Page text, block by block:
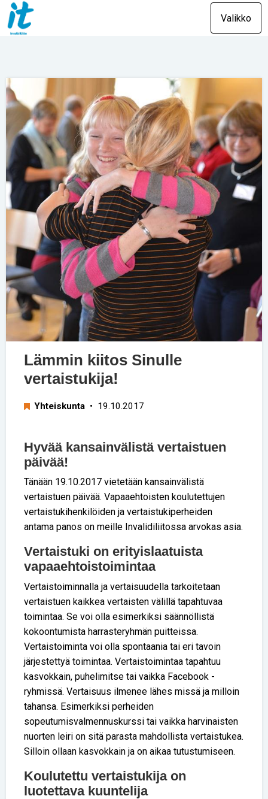
Valikko
Lämmin kiitos Sinulle
vertaistukija!
Yhteiskunta • 19.10.2017
Hyvää kansainvälistä vertaistuen
päivää!
Tänään 19.10.2017 vietetään kansainvälistä
vertaistuen päivää. Vapaaehtoisten koulutettujen
vertaistukihenkilöiden ja vertaistukiperheiden
antama panos on meille Invalidiliitossa arvokas asia.
Vertaistuki on erityislaatuista
vapaaehtoistoimintaa
Vertaistoiminnalla ja vertaisuudella tarkoitetaan
vertaistuen kaikkea vertaisten välillä tapahtuvaa
toimintaa. Se voi olla esimerkiksi säännöllistä
kokoontumista harrasteryhmän puitteissa.
Vertaistoiminta voi olla spontaania tai eri tavoin
järjestettyä toimintaa. Vertaistoimintaa tapahtuu
kasvokkain, puhelimitse tai vaikka Facebook -
ryhmissä. Vertaisuus ilmenee lähes missä ja milloin
tahansa. Esimerkiksi perheiden
sopeutumisvalmennuskurssi tai vaikka harvinaisten
nuorten leiri on sitä parasta mahdollista vertaistukea.
Silloin ollaan kasvokkain ja on aikaa tutustumiseen.
Koulutettu vertaistukija on
luotettava kuuntelija